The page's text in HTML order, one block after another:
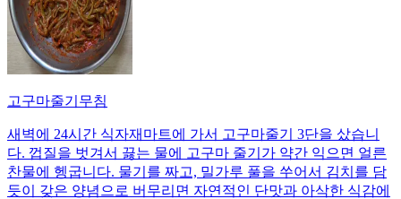
고구마줄기무침
새벽에 24시간 식자재마트에 가서 고구마줄기 3단을 샀습니
다. 껍질을 벗겨서 끓는 물에 고구마 줄기가 약간 익으면 얼른
찬물에 헹굽니다. 물기를 짜고, 밀가루 풀을 쑤어서 김치를 담
듯이 갖은 양념으로 버무리면 자연적인 단맛과 아삭한 식감에